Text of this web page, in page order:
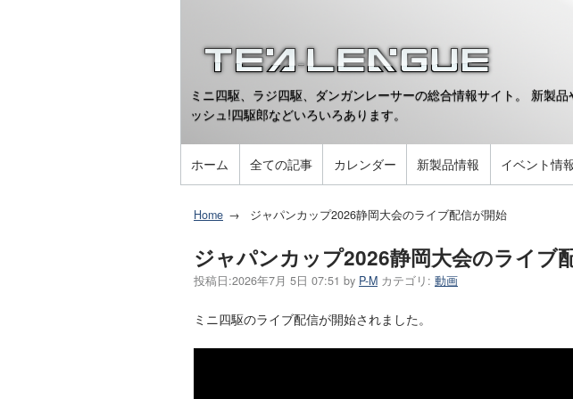
ミニ四駆、ラジ四駆、ダンガンレーサーの総合情報サイト。 新製
ッシュ!四駆郎などいろいろあります。
ホーム 全ての記事 カレンダー 新製品情報 イベント情
Home ジャパンカップ2026静岡大会のライブ配信が開始
ジャパンカップ2026静岡大会のライブ
投稿日:2026年7月 5日 07:51 by P-M カテゴリ: 動画
ミニ四駆のライブ配信が開始されました。